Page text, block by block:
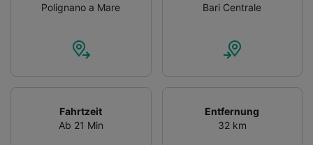
Polignano a Mare
Bari Centrale
Fahrtzeit
Ab 21 Min
Entfernung
32 km